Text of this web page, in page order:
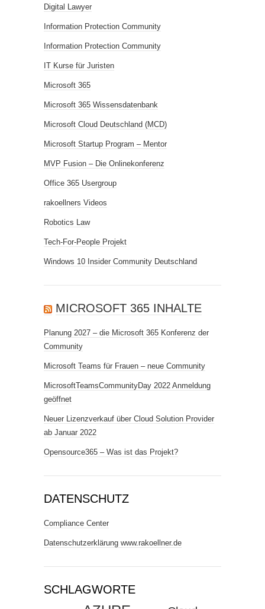
Digital Lawyer
Information Protection Community
Information Protection Community
IT Kurse für Juristen
Microsoft 365
Microsoft 365 Wissensdatenbank
Microsoft Cloud Deutschland (MCD)
Microsoft Startup Program – Mentor
MVP Fusion – Die Onlinekonferenz
Office 365 Usergroup
rakoellners Videos
Robotics Law
Tech-For-People Projekt
Windows 10 Insider Community Deutschland
MICROSOFT 365 INHALTE
Planung 2027 – die Microsoft 365 Konferenz der
Community
Microsoft Teams für Frauen – neue Community
MicrosoftTeamsCommunityDay 2022 Anmeldung
geöffnet
Neuer Lizenzverkauf über Cloud Solution Provider
ab Januar 2022
Opensource365 – Was ist das Projekt?
DATENSCHUTZ
Compliance Center
Datenschutzerklärung www.rakoellner.de
SCHLAGWORTE